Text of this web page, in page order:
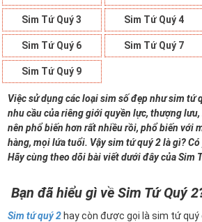
Sim Tứ Quý 3 Sim Tứ Quý 4
Sim Tứ Quý 6 Sim Tứ Quý 7
Sim Tứ Quý 9
Việc sử dụng các loại sim số đẹp như sim tứ
nhu cầu của riêng giới quyền lực, thượng
nên phổ biến hơn rất nhiều rồi, phổ biến với
hàng, mọi lứa tuổi. Vậy sim tứ quý 2 là gì?
Hãy cùng theo dõi bài viết dưới đây của Sim
Bạn đã hiểu gì về Sim Tứ Quý
Sim tứ quý 2 hay còn được gọi là sim tứ quý